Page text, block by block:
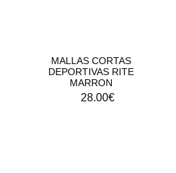
MALLAS CORTAS
DEPORTIVAS RITE
MARRON
28.00€